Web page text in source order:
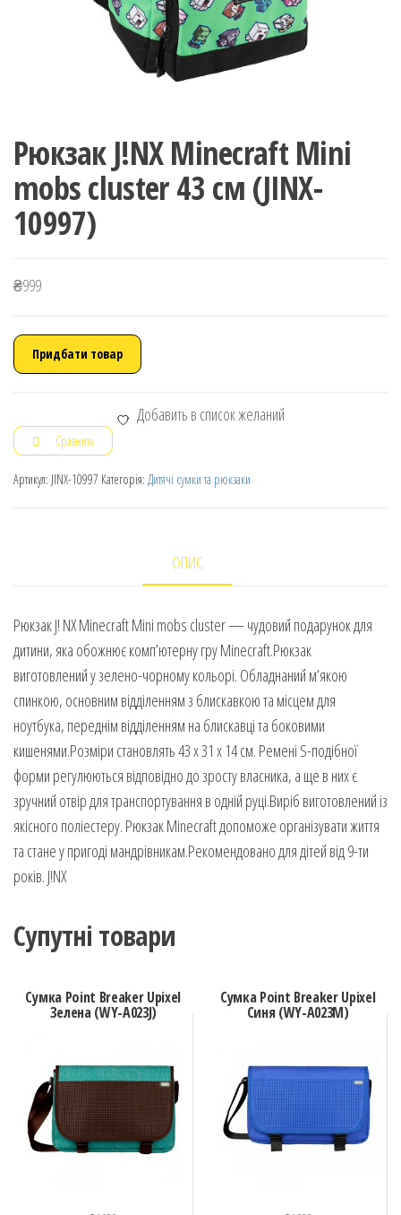
Рюкзак J!NX Minecraft Mini
mobs cluster 43 см (JINX-
10997)
₴999
Придбати товар
Добавить в список желаний
Сравнить
Артикул: JINX-10997 Категорія: Дитячі сумки та рюкзаки
ОПИС
Рюкзак J! NX Minecraft Mini mobs cluster — чудовий подарунок для
дитини, яка обожнює комп’ютерну гру Minecraft.Рюкзак
виготовлений у зелено-чорному кольорі. Обладнаний м’якою
спинкою, основним відділенням з блискавкою та місцем для
ноутбука, переднім відділенням на блискавці та боковими
кишенями.Розміри становлять 43 х 31 х 14 см. Ремені S-подібної
форми регулюються відповідно до зросту власника, а ще в них є
зручний отвір для транспортування в одній руці.Виріб виготовлений із
якісного поліестеру. Рюкзак Minecraft допоможе організувати життя
та стане у пригоді мандрівникам.Рекомендовано для дітей від 9-ти
років. J!NX
Супутні товари
Сумка Point Breaker Upixel
Зелена (WY-A023J)
Сумка Point Breaker Upixel
Синя (WY-A023M)